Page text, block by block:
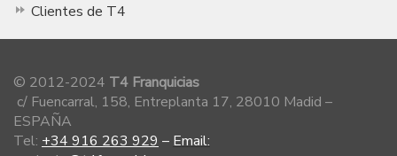
Clientes de T4
© 2012-2024 T4 Franquicias
c/ Fuencarral, 158, Entreplanta 17, 28010 Madid –
ESPAÑA
Tel: +34 916 263 929 – Email: